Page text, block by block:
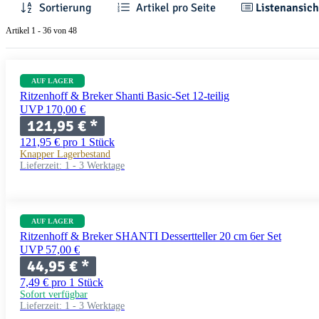
Sortierung Artikel pro Seite
Artikel 1 - 36 von 48
AUF LAGER
Ritzenhoff & Breker Shanti Basic-Set 12-teilig
UVP 170,00 €
121,95 € *
121,95 € pro 1 Stück
Knapper Lagerbestand
Lieferzeit: 1 - 3 Werktage
AUF LAGER
Ritzenhoff & Breker SHANTI Dessertteller 20 cm 6er Set
UVP 57,00 €
44,95 € *
7,49 € pro 1 Stück
Sofort verfügbar
Lieferzeit: 1 - 3 Werktage